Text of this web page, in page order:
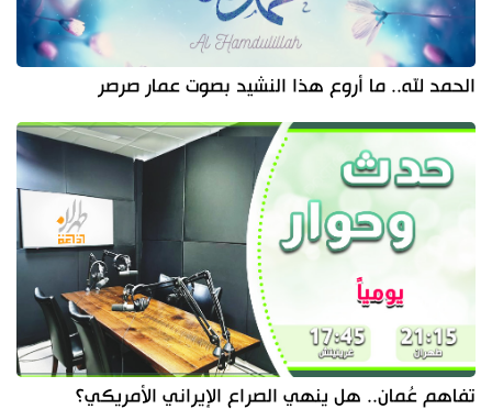
الحمد لله.. ما أروع هذا النشيد بصوت عمار صرصر
تفاهم عُمان.. هل ينهي الصراع الإيراني الأمريكي؟